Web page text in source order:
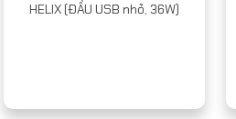
HELIX (ĐẦU USB nhỏ, 36W)